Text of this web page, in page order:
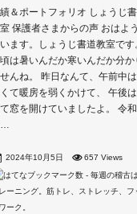
＆ポートフォリオ しょうじ
保護者さまからの声 おはよ
ます。しょうじ書道教室です
は暑いんだか寒いんだか分か
せんね。 昨日なんて、午前中
て暖房を弱くかけて、 午後
て窓を開けていましたよ。 令
2024年10月5日 657 Views